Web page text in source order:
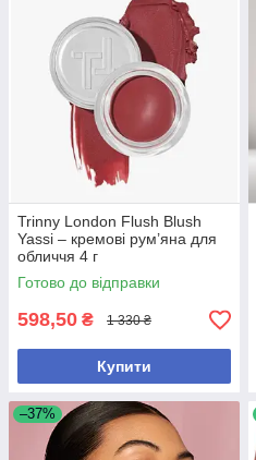
Trinny London Flush Blush
Yassi – кремові рум’яна для
обличчя 4 г
Готово до відправки
598,50 ₴ 1 330 ₴
Купити
–37%